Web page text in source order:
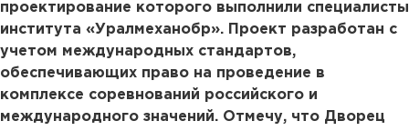
проектирование которого выполнили специалисты
института «Уралмеханобр». Проект разработан с
учетом международных стандартов,
обеспечивающих право на проведение в
комплексе соревнований российского и
международного значений. Отмечу, что Дворец